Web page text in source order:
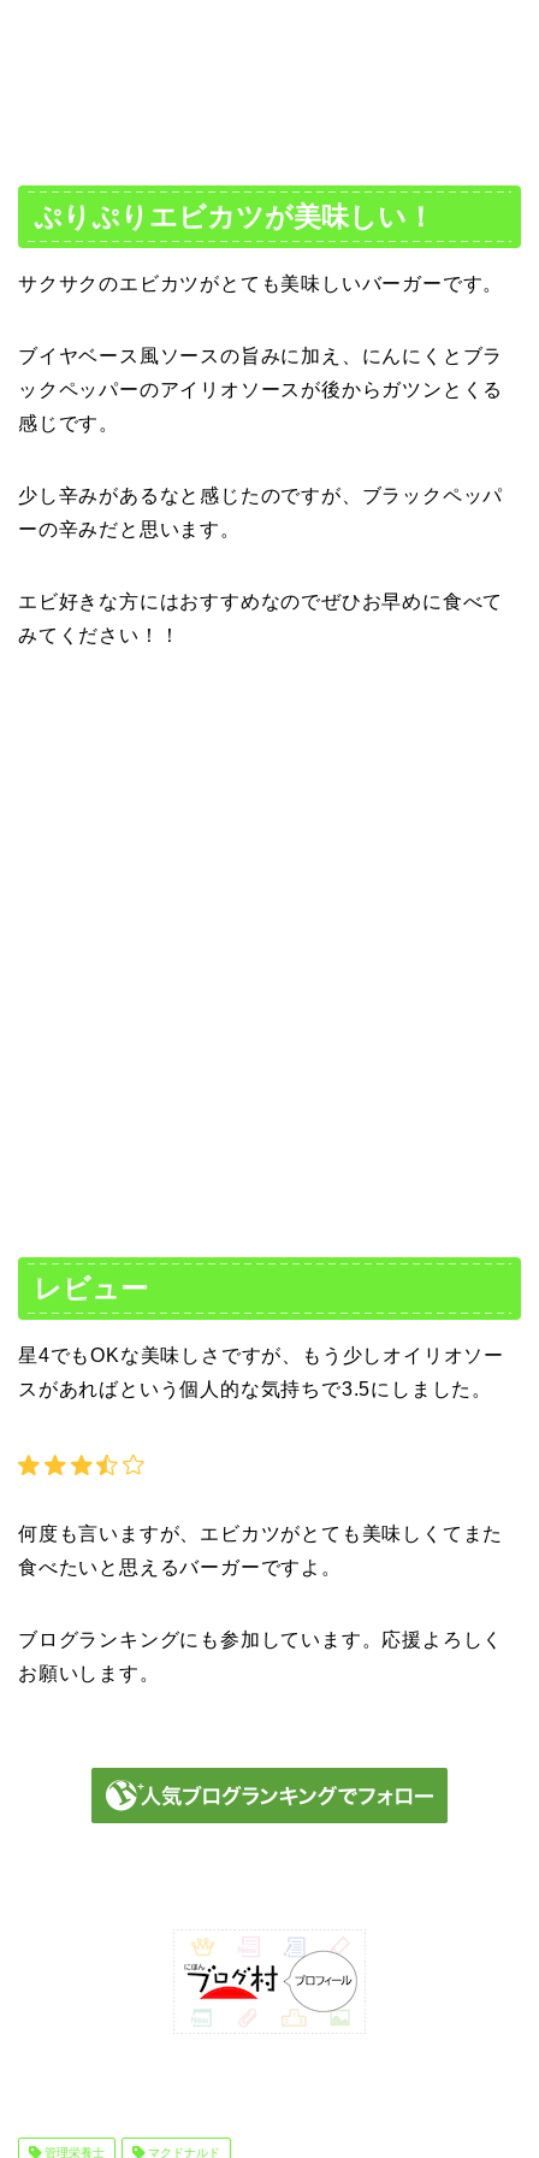
ぷりぷりエビカツが美味しい！
サクサクのエビカツがとても美味しいバーガーです。
ブイヤベース風ソースの旨みに加え、にんにくとブラ
ックペッパーのアイリオソースが後からガツンとくる
感じです。
少し辛みがあるなと感じたのですが、ブラックペッパ
ーの辛みだと思います。
エビ好きな方にはおすすめなのでぜひお早めに食べて
みてください！！
レビュー
星4でもOKな美味しさですが、もう少しオイリオソー
スがあればという個人的な気持ちで3.5にしました。
何度も言いますが、エビカツがとても美味しくてまた
食べたいと思えるバーガーですよ。
ブログランキングにも参加しています。応援よろしく
お願いします。
管理栄養士 マクドナルド